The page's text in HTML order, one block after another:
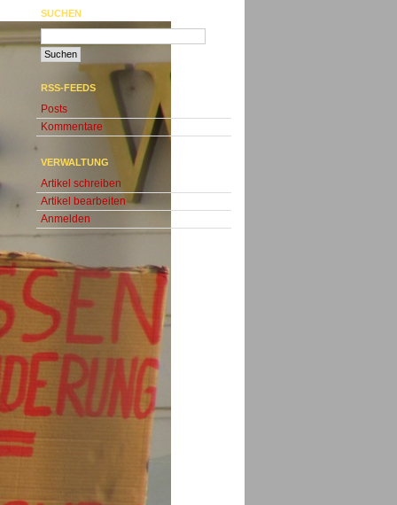
SUCHEN
RSS-FEEDS
Posts
Kommentare
VERWALTUNG
Artikel schreiben
Artikel bearbeiten
Anmelden